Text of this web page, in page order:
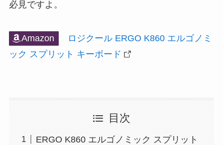
必見ですよ。
Amazon
ロジクール ERGO K860 エルゴノミ
ック スプリット キーボード
目次
ERGO K860 エルゴノミック スプリット